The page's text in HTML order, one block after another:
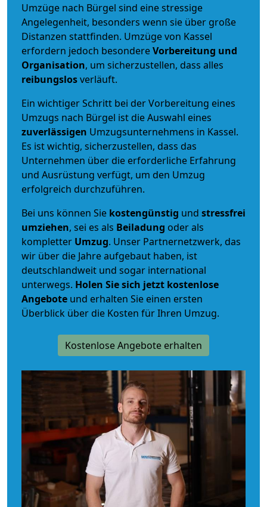
Umzüge nach Bürgel sind eine stressige
Angelegenheit, besonders wenn sie über große
Distanzen stattfinden. Umzüge von Kassel
erfordern jedoch besondereVorbereitung und
Organisation, um sicherzustellen, dass alles
reibungslosverläuft.
Ein wichtiger Schritt bei der Vorbereitung eines
Umzugs nach Bürgel ist die Auswahl eines
zuverlässigen Umzugsunternehmens in Kassel.
Es ist wichtig, sicherzustellen, dass das
Unternehmen über die erforderliche Erfahrung
und Ausrüstung verfügt, um den Umzug
erfolgreich durchzuführen.
Bei uns können Sie kostengünstig und stressfrei
umziehen, sei es als Beiladung oder als
kompletter Umzug. Unser Partnernetzwerk, das
wir über die Jahre aufgebaut haben, ist
deutschlandweit und sogar international
unterwegs. Holen Sie sich jetzt kostenlose
Angebote und erhalten Sie einen ersten
Überblick über die Kosten für Ihren Umzug.
Kostenlose Angebote erhalten